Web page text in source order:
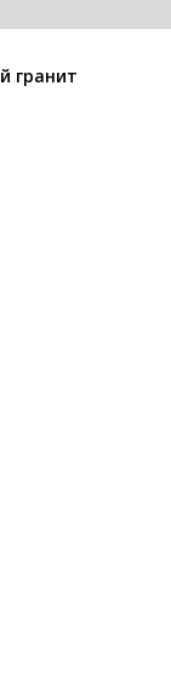
гранит